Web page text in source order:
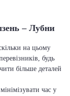
– Лубни
на цьому
будь
більше деталей
час у